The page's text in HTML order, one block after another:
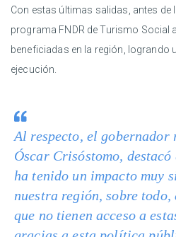
Con estas últimas salidas, antes de
programa FNDR de Turismo Social
beneficiadas en la región, logrando
ejecución.
Al respecto, el gobernador
Óscar Crisóstomo,
ha tenido un impacto muy
nuestra región, sobre todo,
que no tienen acceso a